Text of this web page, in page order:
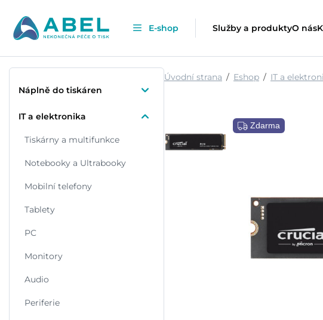
E-shop Služby a produktyO nás
Náplně do tiskáren
IT a elektronika
Tiskárny a multifunkce
Notebooky a Ultrabooky
Mobilní telefony
Tablety
PC
Monitory
Audio
Periferie
Úvodní strana Eshop IT a
Zdarma